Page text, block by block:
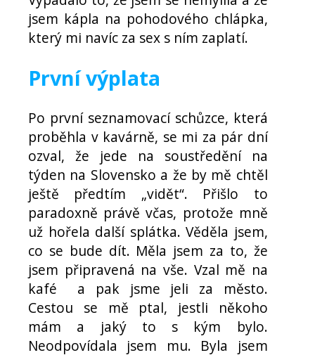
jsem kápla na pohodového chlápka,
který mi navíc za sex s ním zaplatí.
První výplata
Po první seznamovací schůzce, která
proběhla v kavárně, se mi za pár dní
ozval, že jede na soustředění na
týden na Slovensko a že by mě chtěl
ještě předtím „vidět“. Přišlo to
paradoxně právě včas, protože mně
už hořela další splátka. Věděla jsem,
co se bude dít. Měla jsem za to, že
jsem připravená na vše. Vzal mě na
kafé a pak jsme jeli za město.
Cestou se mě ptal, jestli někoho
mám a jaký to s kým bylo.
Neodpovídala jsem mu. Byla jsem